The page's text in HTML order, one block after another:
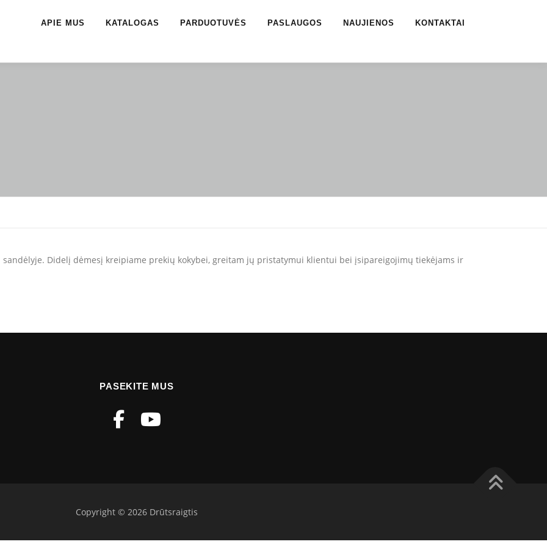
APIE MUS KATALOGAS PARDUOTUVĖS PASLAUGOS NAUJIENOS KONTAKTAI
Didelį dėmesį kreipiame prekių kokybei, greitam jų pristatymui klientui bei įsipareigojimų tiekėjams ir
PASEKITE MUS
Copyright © 2026 Drūtsraigtis